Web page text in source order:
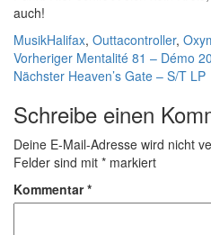
auch!
Kategorien
MusikSchlagwörter
Halifax, Outtacontroller,
VorherigerVorheriger
Beitrag:
Mentalité 81 – Démo
NächsterNächster
Heaven’s Gate – S/T LP
Schreibe einen
Deine E-Mail-Adresse wird nicht
Felder sind mit * markiert
Kommentar*